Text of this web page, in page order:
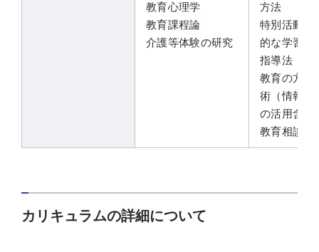
教育心理学
教育課程論
介護等体験の研究
方法
特別活動及
的な学習の
指導法
教育の方法
術（情報通
の活用含む
教育相談の
カリキュラムの詳細について